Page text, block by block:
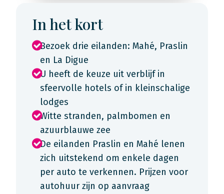
In het kort
Bezoek drie eilanden: Mahé, Praslin
en La Digue
U heeft de keuze uit verblijf in
sfeervolle hotels of in kleinschalige
lodges
Witte stranden, palmbomen en
azuurblauwe zee
De eilanden Praslin en Mahé lenen
zich uitstekend om enkele dagen
per auto te verkennen. Prijzen voor
autohuur zijn op aanvraag